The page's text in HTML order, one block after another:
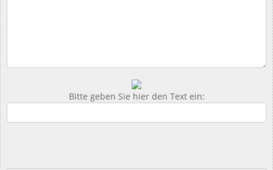
Bitte geben Sie hier den Text ein: